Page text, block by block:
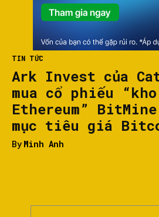
TIN TỨC
Ark Invest của
mua cổ phiếu
Ethereum”
mục tiêu giá
By Minh Anh